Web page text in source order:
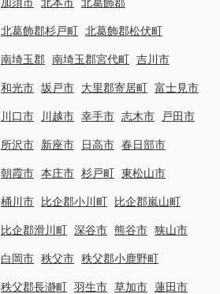
北葛飾郡杉戸町 北葛飾郡松伏町
南埼玉郡 南埼玉郡宮代町 吉川市
和光市 坂戸市 大里郡寄居町 富士見市
川口市 川越市 幸手市 志木市 戸田市
所沢市 新座市 日高市 春日部市
朝霞市 本庄市 杉戸町 東松山市
桶川市 比企郡小川町 比企郡嵐山町
比企郡滑川町 深谷市 熊谷市 狭山市
白岡市 秩父市 秩父郡小鹿野町
秩父郡長瀞町 羽生市 草加市 蓮田市